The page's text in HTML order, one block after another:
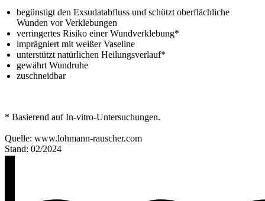
begünstigt den Exsudatabfluss und schützt oberflächliche
Wunden vor Verklebungen
verringertes Risiko einer Wundverklebung*
imprägniert mit weißer Vaseline
unterstützt natürlichen Heilungsverlauf*
gewährt Wundruhe
zuschneidbar
* Basierend auf In-vitro-Untersuchungen.
Quelle: www.lohmann-rauscher.com
Stand: 02/2024